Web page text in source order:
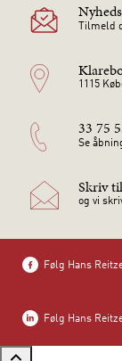
Tilmeld
1115
33 75
Se
Skriv
og vi
Følg Hans
Følg Hans